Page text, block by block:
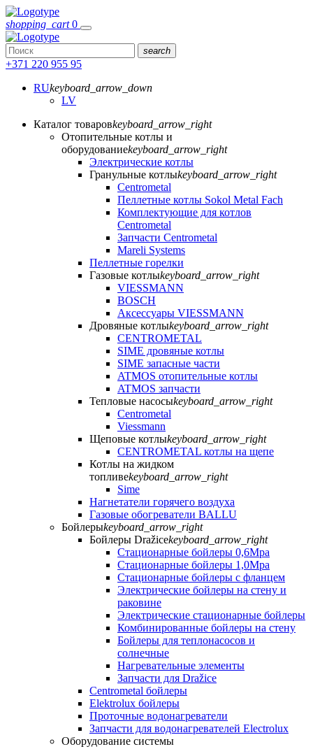
shopping_cart 0
search
+371 220 955 95
RUkeyboard_arrow_down
LV
Каталог товаровkeyboard_arrow_right
Отопительные котлы и
оборудованиеkeyboard_arrow_right
Электрические котлы
Гранульные котлыkeyboard_arrow_right
Centrometal
Пеллетные котлы Sokol Metal Fach
Комплектующие для котлов
Centrometal
Запчасти Centrometal
Mareli Systems
Пеллетные горелки
Газовые котлыkeyboard_arrow_right
VIESSMANN
BOSCH
Аксессуары VIESSMANN
Дровяные котлыkeyboard_arrow_right
CENTROMETAL
SIME дровяные котлы
SIME запасные части
ATMOS отопительные котлы
ATMOS запчасти
Тепловые насосыkeyboard_arrow_right
Centrometal
Viessmann
Щеповые котлыkeyboard_arrow_right
CENTROMETAL котлы на щепе
Котлы на жидком
топливеkeyboard_arrow_right
Sime
Нагнетатели горячего воздуха
Газовые обогреватели BALLU
Бойлерыkeyboard_arrow_right
Бойлеры Dražicekeyboard_arrow_right
Стационарные бойлеры 0,6Mpa
Стационарные бойлеры 1,0Mpa
Стационарные бойлеры с фланцем
Электрические бойлеры на стену и
раковине
Электрические стационарные бойлеры
Комбинированные бойлеры на стену
Бойлеры для теплонасосов и
солнечные
Нагревательные элементы
Запчасти для Dražice
Centrometal бойлеры
Elektrolux бойлеры
Проточные водонагреватели
Запчасти для водонагревателей Electrolux
Оборудование системы